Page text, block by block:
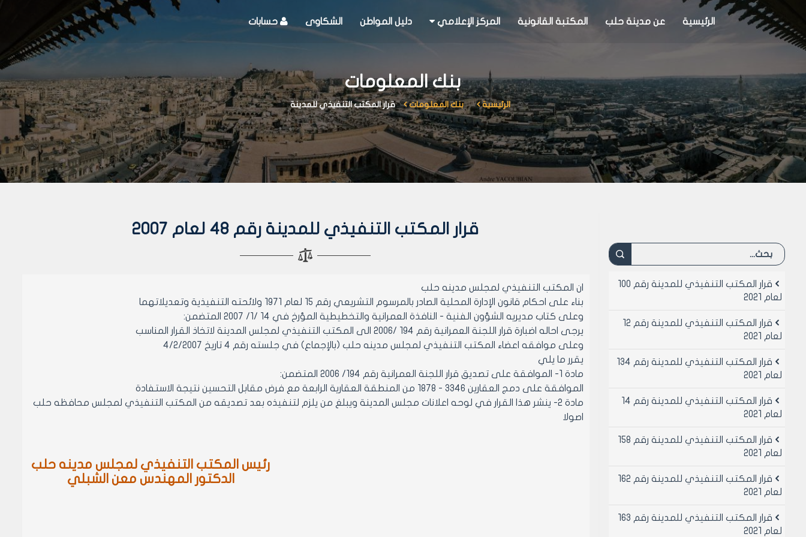
الرئيسية عن مدينة حلب المكتبة القانونية المركز الإعلامي دليل المواطن الشكاوى حسابات
بنك المعلومات
الرئيسية بنك المعلومات قرار المكتب التنفيذي للمدينة
قرار المكتب التنفيذي للمدينة رقم 48 لعام 2007
ان المكتب التنفيذي لمجلس مدينه حلب
بناء على احكام قانون الإدارة المحلية الصادر بالمرسوم التشريعي رقم 15 لعام 1971 ولائحته التنفيذية وتعديلاتهما
وعلى كتاب مديريه الشؤون الفنية - النافذة العمرانية والتخطيطية المؤرخ في 14 /1/ 2007 المتضمن:
يرجى احاله اضبارة قرار اللجنة العمرانية رقم 194 /2006 الى المكتب التنفيذي لمجلس المدينة لاتخاذ القرار المناسب
وعلى موافقه اعضاء المكتب التنفيذي لمجلس مدينه حلب (بالإجماع) في جلسته رقم 4 تاريخ 4/2/2007
يقرر ما يلي
مادة 1- الموافقة على تصديق قرار اللجنة العمرانية رقم 194/ 2006 المتضمن:
الموافقة على دمج العقارين 3346 - 1878 من المنطقة العقارية الرابعة مع فرض مقابل التحسين نتيجة الاستفادة
مادة 2- ينشر هذا القرار في لوحه اعلانات مجلس المدينة ويبلغ من يلزم لتنفيذه بعد تصديقه من المكتب التنفيذي لمجلس محافظه حلب
اصولا
رئيس المكتب التنفيذي لمجلس مدينه حلب
الدكتور المهندس معن الشبلي
قرار المكتب التنفيذي للمدينة رقم 100
لعام 2021
قرار المكتب التنفيذي للمدينة رقم 12
لعام 2021
قرار المكتب التنفيذي للمدينة رقم 134
لعام 2021
قرار المكتب التنفيذي للمدينة رقم 14
لعام 2021
قرار المكتب التنفيذي للمدينة رقم 158
لعام 2021
قرار المكتب التنفيذي للمدينة رقم 162
لعام 2021
قرار المكتب التنفيذي للمدينة رقم 163
لعام 2021